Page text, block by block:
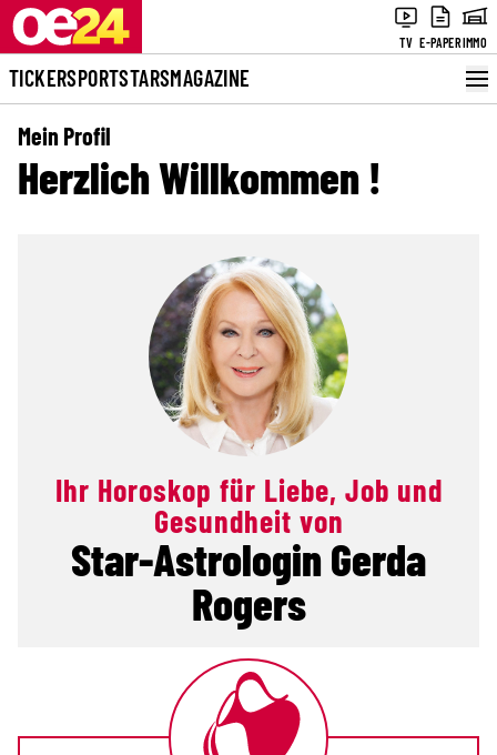
TV E-PAPERIMMO
TICKERSPORTSTARSMAGAZINE
Mein Profil
Herzlich Willkommen !
Ihr Horoskop für Liebe, Job und
Gesundheit von
Star-Astrologin Gerda
Rogers